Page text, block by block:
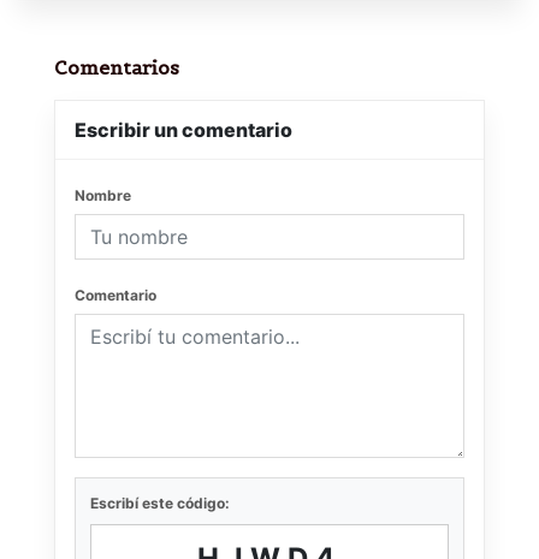
Comentarios
Escribir un comentario
Nombre
Comentario
Escribí este código: